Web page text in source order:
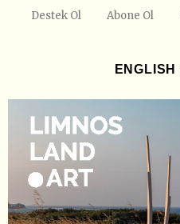
Destek Ol Abone Ol